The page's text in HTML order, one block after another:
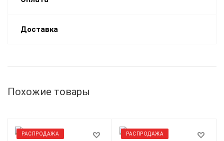
Доставка
Похожие товары
РАСПРОДАЖА РАСПРОДАЖА